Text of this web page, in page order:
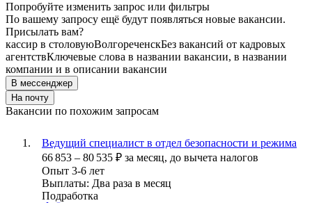
Попробуйте изменить запрос или фильтры
По вашему запросу ещё будут появляться новые вакансии.
Присылать вам?
кассир в столовуюВолгореченскБез вакансий от кадровых
агентствКлючевые слова в названии вакансии, в названии
компании и в описании вакансии
В мессенджер
На почту
Вакансии по похожим запросам
Ведущий специалист в отдел безопасности и режима
66 853 – 80 535 ₽ за месяц, до вычета налогов
Опыт 3-6 лет
Выплаты: Два раза в месяц
Подработка